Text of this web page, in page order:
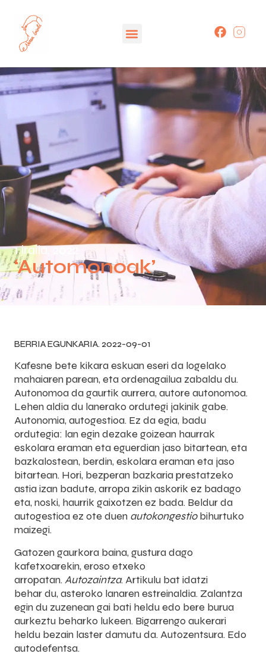
1 iraila, 2022
‘Automonoak’
BERRIA EGUNKARIA. 2022-09-01
Kafesne bete kikara eskuan eseri da logelako
mahaiaren parean, eta ordenagailua zabaldu du.
Autonomoa da gaurtik aurrera, autore autonomoa.
Lehen aldia du lanerako ordutegi jakinik gabe.
Autonomia, autogestioa. Ez da egia, badu
ordutegia: lan egin dezake goizean haurrak
eskolara eraman eta eguerdian jaso bitartean, eta
bazkalostean, berdin, eskolara eraman eta jaso
bitartean. Hori, bezperan bazkaria prestatzeko
astia izan badute, arropa zikin askorik ez badago
eta, noski, haurrik gaixotzen ez bada. Beldur da
autogestioa ez ote duen autokongestiobihurtuko
maizegi.
Gatozen gaurkora baina, gustura dago
kafetxoarekin, eroso etxeko
arropatan.Autozaintza. Artikulu bat idatzi
behar du, asteroko lanaren estreinaldia. Zalantza
egin du zuzenean gai bati heldu edo bere burua
aurkeztu beharko lukeen. Bigarrengo aukerari
heldu bezain laster damutu da. Autozentsura. Edo
autodefentsa.